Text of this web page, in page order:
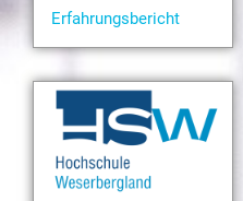
Erfahrungsbericht